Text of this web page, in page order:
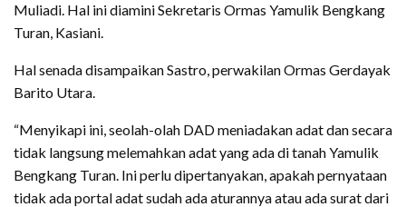
Muliadi. Hal ini diamini Sekretaris Ormas Yamulik Bengkang
Turan, Kasiani.
Hal senada disampaikan Sastro, perwakilan Ormas Gerdayak
Barito Utara.
“Menyikapi ini, seolah-olah DAD meniadakan adat dan secara
tidak langsung melemahkan adat yang ada di tanah Yamulik
Bengkang Turan. Ini perlu dipertanyakan, apakah pernyataan
tidak ada portal adat sudah ada aturannya atau ada surat dari